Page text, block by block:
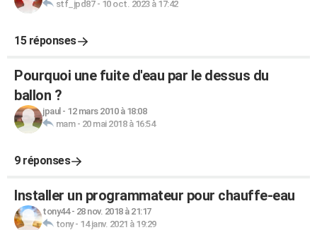
stf_jpd87- 10 oct. 2023 à 17:42
15 réponses
Pourquoi une fuite d'eau par le dessus du
ballon ?
jpaul - 12 mars 2010 à 18:08
mam- 20 mai 2018 à 16:54
9 réponses
Installer un programmateur pour chauffe-eau
tony44- 28 nov. 2018 à 21:17
tony- 14 janv. 2021 à 19:29